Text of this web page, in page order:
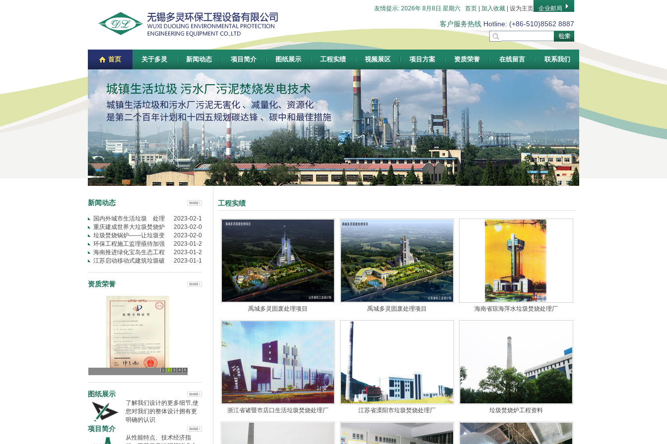
友情提示: 2026年 8月8日 星期六 首页 加入收藏 设为主页 企业邮局
客户服务热线 Hotline: (+86-510)8562 8887
首页 关于多灵 新闻动态 项目简介 图纸展示 工程实绩 视频展区 项目方案 资质荣誉 在线留言 联系我们
新闻动态
国内外城市生活垃圾 处理
2023-02-1
重庆建成世界大垃圾焚烧炉
2023-02-0
垃圾焚烧锅炉——让垃圾变
2023-02-0
环保工程施工监理亟待加强
2023-01-2
海南推进绿化宝岛生态工程
2023-01-2
江苏启动移动式建筑垃圾破
2023-01-1
资质荣誉
1 2 3 4 5
图纸展示
了解我们设计的更多细节,使
您对我们的整体设计拥有更
明确的认识
项目简介
从性能特点、技术经济指
工程实绩
禹城多灵固废处理项目 禹城多灵固废处理项目 海南省琼海萍水垃圾焚烧处理厂
浙江省诸暨市店口生活垃圾焚烧处理厂 江苏省溧阳市垃圾焚烧处理厂 垃圾焚烧炉工程资料